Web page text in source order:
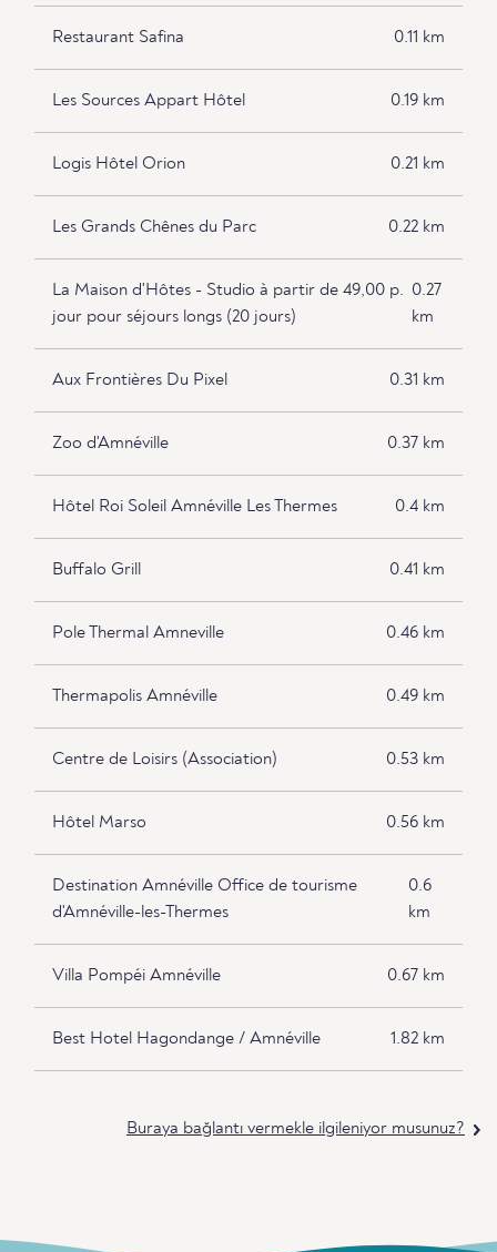
Restaurant Safina 0.11 km
Les Sources Appart Hôtel 0.19 km
Logis Hôtel Orion 0.21 km
Les Grands Chênes du Parc 0.22 km
La Maison d'Hôtes - Studio à partir de 49,00 p.
jour pour séjours longs (20 jours)
0.27
km
Aux Frontières Du Pixel 0.31 km
Zoo d'Amnéville 0.37 km
Hôtel Roi Soleil Amnéville Les Thermes 0.4 km
Buffalo Grill 0.41 km
Pole Thermal Amneville 0.46 km
Thermapolis Amnéville 0.49 km
Centre de Loisirs (Association) 0.53 km
Hôtel Marso 0.56 km
Destination Amnéville Office de tourisme
d'Amnéville-les-Thermes
0.6
km
Villa Pompéi Amnéville 0.67 km
Best Hotel Hagondange / Amnéville 1.82 km
Buraya bağlantı vermekle ilgileniyor musunuz?